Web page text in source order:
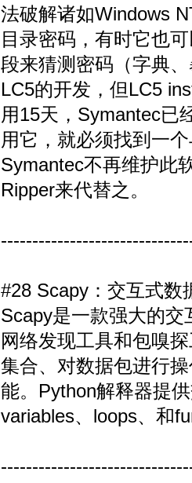
法破解诸如Windows
目录密码，有时它也
段来猜测密码（字典
LC5的开发，但LC5
用15天，Symantec已
用它，就必须找到一
Symantec不再维护此
Ripper来代替之。
#28 Scapy：交互式数
Scapy是一款强大的
网络发现工具和包嗅
集合、对数据包进行
能。Python解释器提
variables、loops、和